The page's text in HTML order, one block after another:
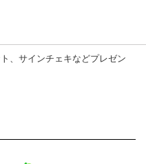
、サインチェキなどプレゼン